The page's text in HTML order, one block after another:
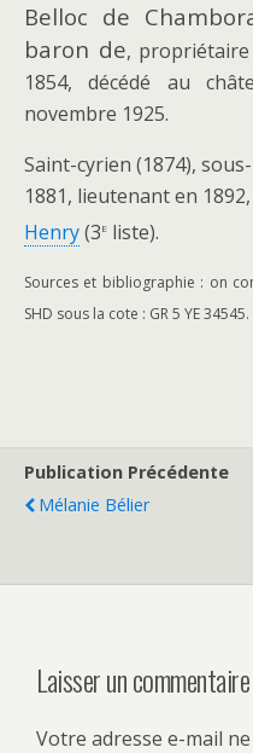
Belloc de
baron de,
1854, décédé au
novembre 1925.
Saint-cyrien (1874),
1881, lieutenant en
Henry(3e liste).
Sources et bibliographie : on
SHD sous la cote : GR 5 YE 34545.
Publication Précédente
Mélanie Bélier
Laisser un commentaire
Votre adresse e-mail